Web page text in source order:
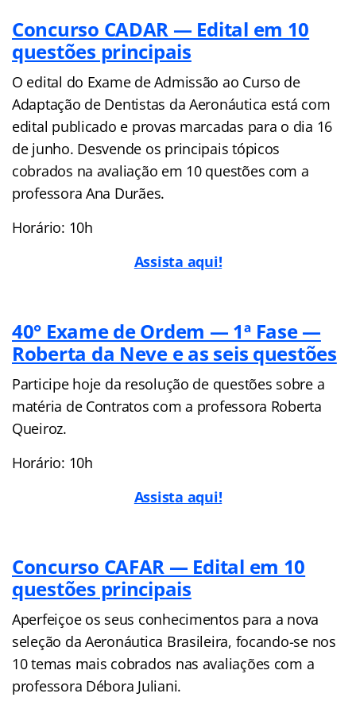
Concurso CADAR — Edital em 10
questões principais
O edital do Exame de Admissão ao Curso de
Adaptação de Dentistas da Aeronáutica está com
edital publicado e provas marcadas para o dia 16
de junho. Desvende os principais tópicos
cobrados na avaliação em 10 questões com a
professora Ana Durães.
Horário: 10h
Assista aqui!
40° Exame de Ordem — 1ª Fase —
Roberta da Neve e as seis questões
Participe hoje da resolução de questões sobre a
matéria de Contratos com a professora Roberta
Queiroz.
Horário: 10h
Assista aqui!
Concurso CAFAR — Edital em 10
questões principais
Aperfeiçoe os seus conhecimentos para a nova
seleção da Aeronáutica Brasileira, focando-se nos
10 temas mais cobrados nas avaliações com a
professora Débora Juliani.